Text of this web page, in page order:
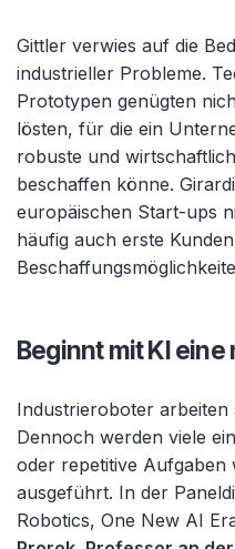
Gittler verwies auf die
industrieller Probleme.
Prototypen genügten
lösten, für die ein
robuste und
beschaffen könne.
europäischen Start-ups
häufig auch erste
Beginnt mit KI
Industrieroboter
Dennoch werden viele
oder repetitive
ausgeführt. In der
Robotics, One New AI